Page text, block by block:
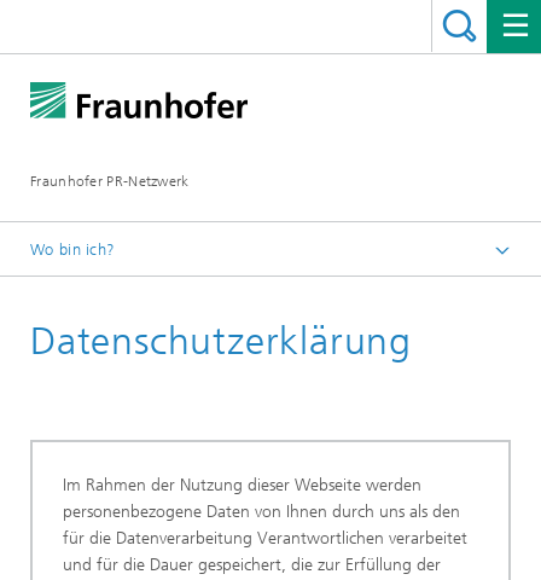
Fraunhofer PR-Netzwerk
Wo bin ich?
Datenschutzerklärung
Im Rahmen der Nutzung dieser Webseite werden
personenbezogene Daten von Ihnen durch uns als den
für die Datenverarbeitung Verantwortlichen verarbeitet
und für die Dauer gespeichert, die zur Erfüllung der